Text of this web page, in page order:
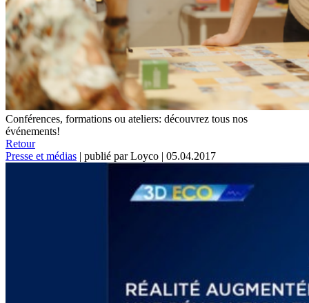
Conférences, formations ou ateliers: découvrez tous nos
événements!
Retour
Presse et médias | publié par Loyco | 05.04.2017